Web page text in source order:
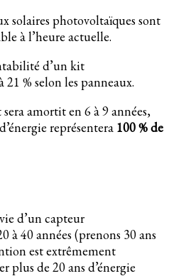
solaires photovoltaïques sont
à l’heure actuelle.
d’un kit
% selon les panneaux.
amortit en 6 à 9 années,
représentera 100 % de
d’un capteur
à 40 années (prenons 30 ans
est extrêmement
plus de 20 ans d’énergie